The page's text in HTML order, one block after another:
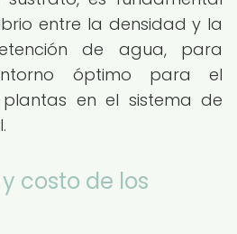
entre la densidad y la
de agua, para
óptimo para el
en el sistema de
costo de los